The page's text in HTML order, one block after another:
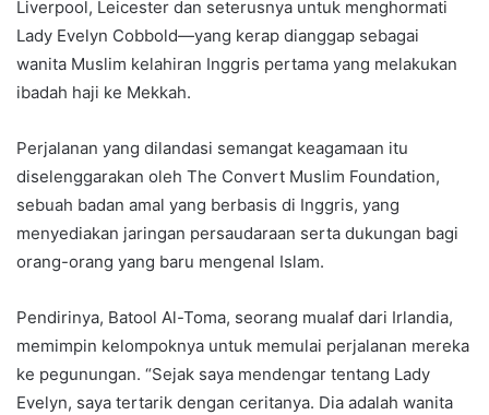
Liverpool, Leicester dan seterusnya untuk menghormati
Lady Evelyn Cobbold—yang kerap dianggap sebagai
wanita Muslim kelahiran Inggris pertama yang melakukan
ibadah haji ke Mekkah.
Perjalanan yang dilandasi semangat keagamaan itu
diselenggarakan oleh The Convert Muslim Foundation,
sebuah badan amal yang berbasis di Inggris, yang
menyediakan jaringan persaudaraan serta dukungan bagi
orang-orang yang baru mengenal Islam.
Pendirinya, Batool Al-Toma, seorang mualaf dari Irlandia,
memimpin kelompoknya untuk memulai perjalanan mereka
ke pegunungan. “Sejak saya mendengar tentang Lady
Evelyn, saya tertarik dengan ceritanya. Dia adalah wanita